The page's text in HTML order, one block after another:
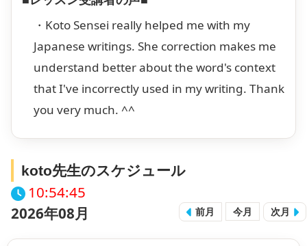
・Koto Sensei really helped me with my
Japanese writings. She correction makes me
understand better about the word's context
that I've incorrectly used in my writing. Thank
you very much. ^^
koto先生のスケジュール
10:54:45
2026年08月
前月 今月 次月